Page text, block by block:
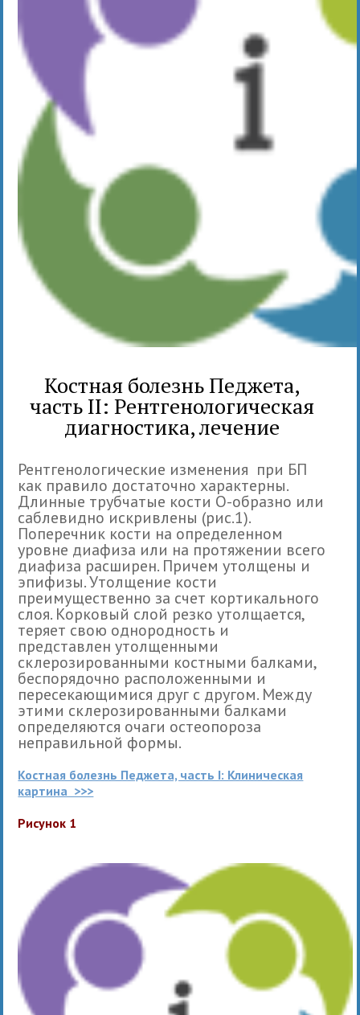
Костная болезнь Педжета,
часть II: Рентгенологическая
диагностика, лечение
Рентгенологические изменения при БП
как правило достаточно характерны.
Длинные трубчатые кости О-образно или
саблевидно искривлены (рис.1).
Поперечник кости на определенном
уровне диафиза или на протяжении всего
диафиза расширен. Причем утолщены и
эпифизы. Утолщение кости
преимущественно за счет кортикального
слоя. Корковый слой резко утолщается,
теряет свою однородность и
представлен утолщенными
склерозированными костными балками,
беспорядочно расположенными и
пересекающимися друг с другом. Между
этими склерозированными балками
определяются очаги остеопороза
неправильной формы.
Костная болезнь Педжета, часть I: Клиническая
картина >>>
Рисунок 1